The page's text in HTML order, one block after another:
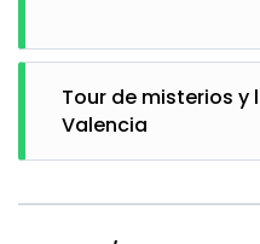
perfecto para el descanso.
Campo de golf El
1968, cuenta con18 hoyos,
Tour de misterios y
Valencia